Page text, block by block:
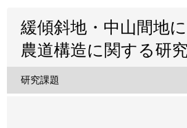
緩傾斜地・中山間地
農道構造に関する研究
研究課題